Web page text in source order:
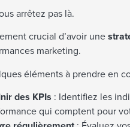
arrêtez pas là.
crucial d’avoir une
marketing.
éléments à prendre en
des KPIs : Identifiez les
qui comptent pour